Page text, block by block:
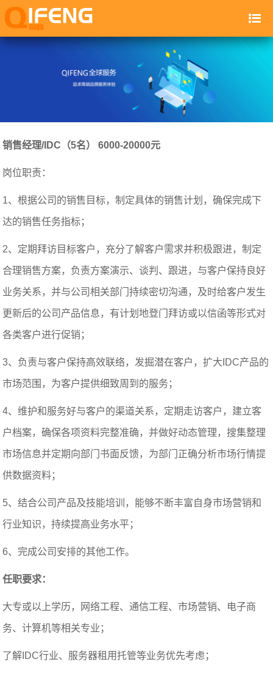
销售经理/IDC（5名） 6000-20000元
岗位职责：
1、根据公司的销售目标，制定具体的销售计划，确保完成下
达的销售任务指标；
2、定期拜访目标客户，充分了解客户需求并积极跟进，制定
合理销售方案，负责方案演示、谈判、跟进，与客户保持良好
业务关系，并与公司相关部门持续密切沟通，及时给客户发生
更新后的公司产品信息，有计划地登门拜访或以信函等形式对
各类客户进行促销；
3、负责与客户保持高效联络，发掘潜在客户，扩大IDC产品的
市场范围，为客户提供细致周到的服务；
4、维护和服务好与客户的渠道关系，定期走访客户，建立客
户档案，确保各项资料完整准确，并做好动态管理，搜集整理
市场信息并定期向部门书面反馈，为部门正确分析市场行情提
供数据资料；
5、结合公司产品及技能培训，能够不断丰富自身市场营销和
行业知识，持续提高业务水平；
6、完成公司安排的其他工作。
任职要求：
大专或以上学历，网络工程、通信工程、市场营销、电子商
务、计算机等相关专业；
了解IDC行业、服务器租用托管等业务优先考虑；